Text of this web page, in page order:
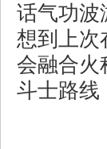
话气功波
想到上次
会融合火
斗士路线